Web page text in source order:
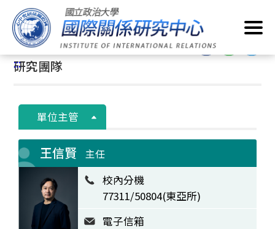
到
主
要
內
首頁/ 關於我們/研究團隊
:::
:::
研究團隊
單位主管
王信賢 主任
校內分機
77311/50804(東亞所)
電子信箱